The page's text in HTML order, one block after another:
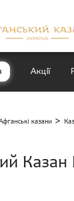
Акції
казани >
Казан